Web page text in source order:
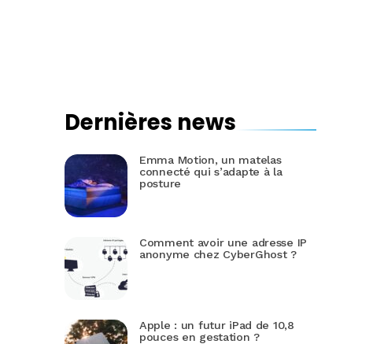
Dernières news
Emma Motion, un matelas
connecté qui s’adapte à la
posture
Comment avoir une adresse IP
anonyme chez CyberGhost ?
Apple : un futur iPad de 10,8
pouces en gestation ?